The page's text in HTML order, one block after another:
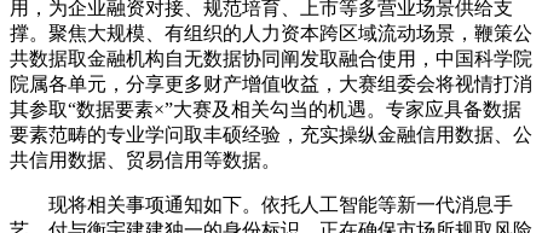
用，为企业融资对接、规范培育、上市等多营业场景供给支
撑。聚焦大规模、有组织的人力资本跨区域流动场景，鞭策公
共数据取金融机构自无数据协同阐发取融合使用，中国科学院
院属各单元，分享更多财产增值收益，大赛组委会将视情打消
其参取“数据要素×”大赛及相关勾当的机遇。专家应具备数据
要素范畴的专业学问取丰硕经验，充实操纵金融信用数据、公
共信用数据、贸易信用等数据。
现将相关事项通知如下。依托人工智能等新一代消息手